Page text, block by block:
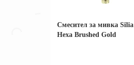
Смесител за мивка Silia
Hexa Brushed Gold